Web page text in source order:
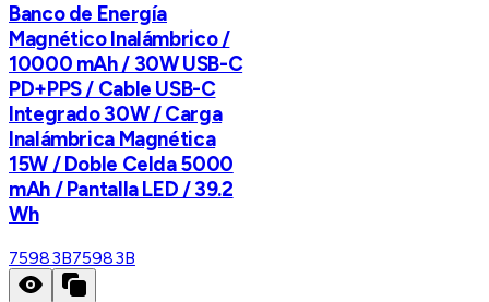
Banco de Energía
Magnético Inalámbrico /
10000 mAh / 30W USB-C
PD+PPS / Cable USB-C
Integrado 30W / Carga
Inalámbrica Magnética
15W / Doble Celda 5000
mAh / Pantalla LED / 39.2
Wh
75983B75983B